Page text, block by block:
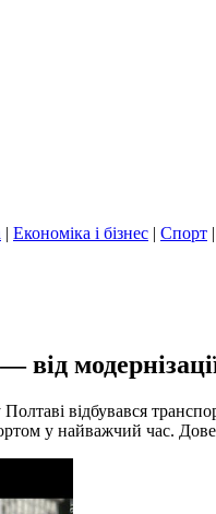
| Економіка і бізнес | Спорт |
у Полтаві відбувався
у найважчий